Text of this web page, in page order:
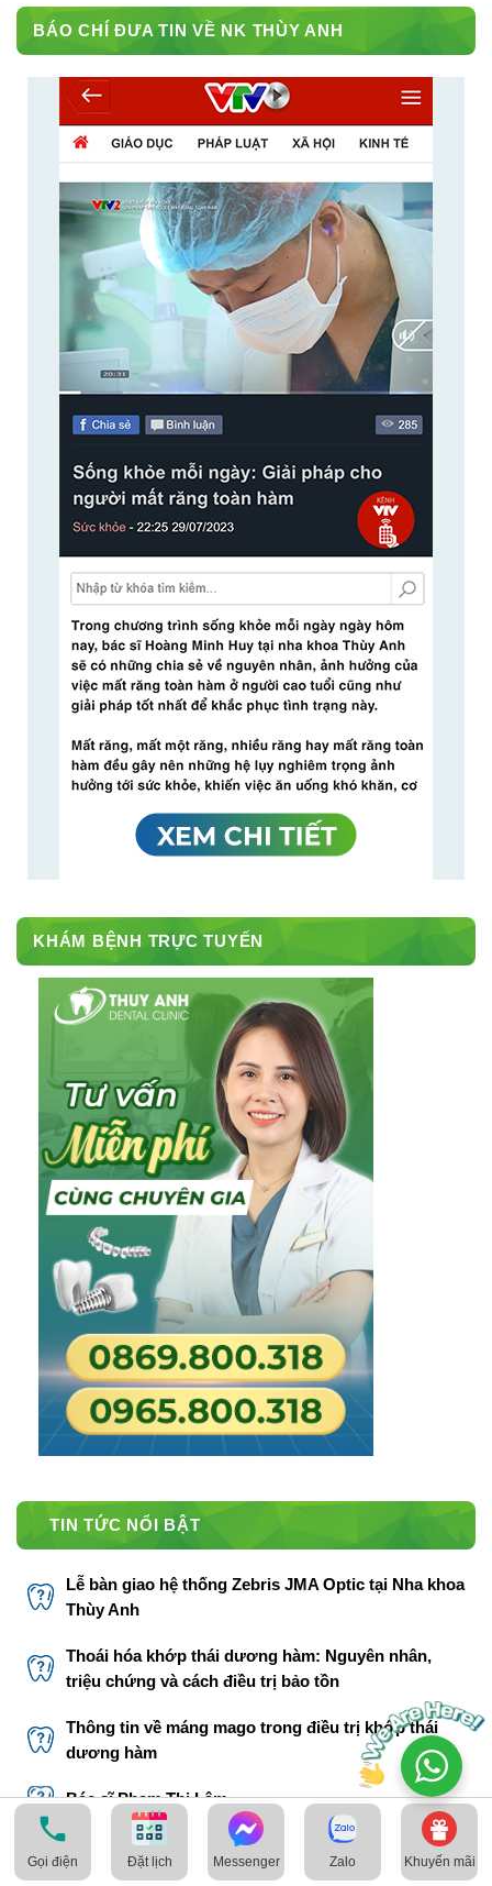
BÁO CHÍ ĐƯA TIN VỀ NK THÙY ANH
KHÁM BỆNH TRỰC TUYẾN
TIN TỨC NỔI BẬT
Lễ bàn giao hệ thống Zebris JMA Optic tại Nha khoa
Thùy Anh
Thoái hóa khớp thái dương hàm: Nguyên nhân,
triệu chứng và cách điều trị bảo tồn
Thông tin về máng mago trong điều trị khớp thái
dương hàm
Bác sĩ Phạm Thị Lâm
THÔNG TIN LIÊN HỆ
Gọi điện Đặt lịch Messenger Zalo Khuyến mãi